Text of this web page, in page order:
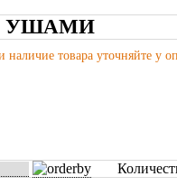
УШАМИ
наличие товара уточняйте у